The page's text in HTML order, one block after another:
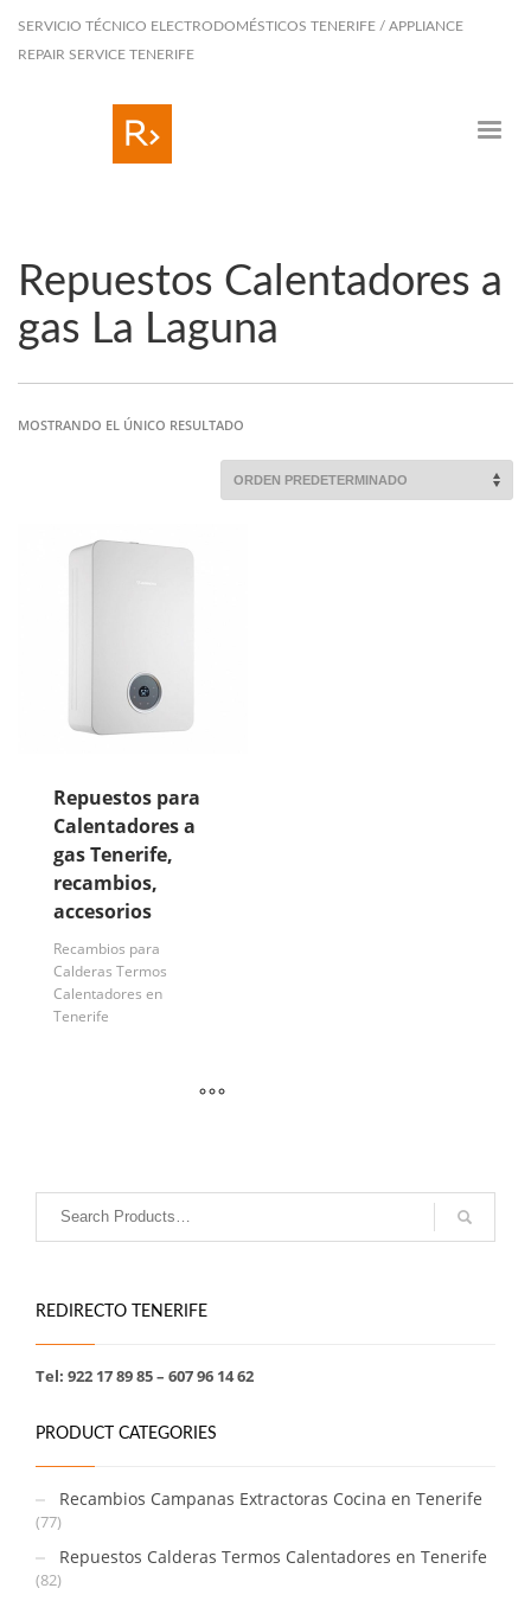
SERVICIO TÉCNICO ELECTRODOMÉSTICOS TENERIFE / APPLIANCE
REPAIR SERVICE TENERIFE
Repuestos Calentadores a
gas La Laguna
MOSTRANDO EL ÚNICO RESULTADO
Repuestos para
Calentadores a
gas Tenerife,
recambios,
accesorios
Recambios para
Calderas Termos
Calentadores en
Tenerife
REDIRECTO TENERIFE
Tel: 922 17 89 85 – 607 96 14 62
PRODUCT CATEGORIES
Recambios Campanas Extractoras Cocina en Tenerife
(77)
Repuestos Calderas Termos Calentadores en Tenerife
(82)